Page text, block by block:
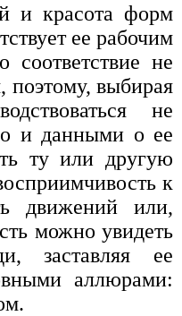
и красота форм
ее рабочим
соответствие не
поэтому, выбирая
не
и данными о ее
ту или другую
к
движений или,
можно увидеть
заставляя ее
аллюрами: